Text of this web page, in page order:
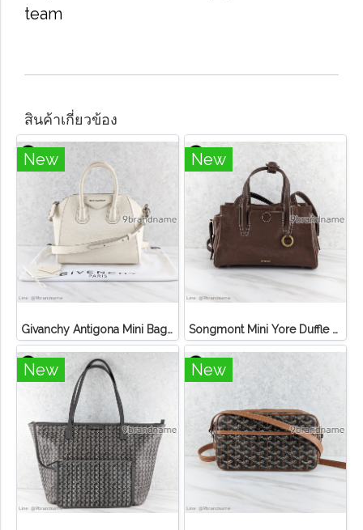
team
สินค้าเกี่ยวข้อง
New
Givanchy Antigona Mini Bag Off White SHW Goat Leather
New
Songmont Mini Yore Duffle Bag Sandal
New New